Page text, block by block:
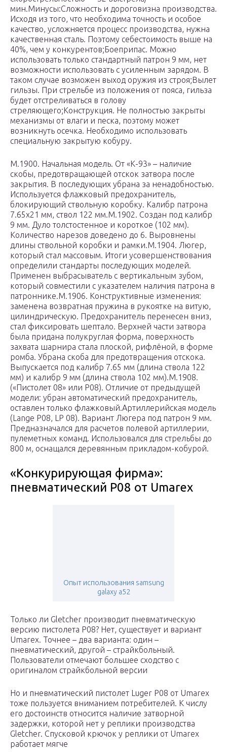
мин.Минусы:Сложность и дороговизна производства.
Исходя из того, что необходима точность и особое
качество, усложняется процесс производства, нужна
качественная сталь. Поэтому себестоимость выше на
40%, чем у конкурентов;Боеприпас. Можно
использовать только стандартный патрон 9 мм, нет
возможности использовать с усиленным зарядом. В
таком случае возможен выход оружия из строя;Вылет
гильзы. При стрельбе из положения от пояса, гильза
будет отстреливаться в голову
стреляющего;Конструкция. Не полностью закрыты
механизмы от влаги и песка, поэтому может
возникнуть осечка. Необходимо использовать
специальную закрытую кобуру.
М.1900. Начальная модель. От «К-93» – наличие
скобы, предотвращающей отскок затвора после
закрытия. В последующих убрана за ненадобностью.
Используется флажковый предохранитель,
блокирующий ствольную коробку. Калибр патрона
7.65х21 мм, ствол 122 мм.М.1902. Создан под калибр
9 мм. Дуло толстостенное и короткое (102 мм).
Количество нарезов доведено до 6. Выровнены
длины ствольной коробки и рамки.М.1904. Люгер,
который стал массовым. Итоги усовершенствования
определили стандарты последующих моделей.
Применен выбрасыватель с вертикальным зубом,
который совместили с указателем наличия патрона в
патроннике.М.1906. Конструктивные изменения:
заменена возвратная пружина в рукоятке на витую,
цилиндрическую. Предохранитель перенесен вниз,
стал фиксировать шептало. Верхней части затвора
была придана полукруглая форма, поверхность
захвата шарнира стала плоской, рифлёной, в форме
ромба. Убрана скоба для предотвращения отскока.
Выпускается под калибр 7.65 мм (длина ствола 122
мм) и калибр 9 мм (длина ствола 102 мм).М.1908.
(«Пистолет 08» или P08). Отличие от предыдущей
модели: убран автоматический предохранитель,
оставлен только флажковый.Артиллерийская модель
(Lange Р08, LP 08). Вариант Люгера под патрон 9 мм.
Предназначался для расчетов полевой артиллерии,
пулеметных команд. Использовался для стрельбы до
800 м, оснащался деревянным прикладом-кобурой.
«Конкурирующая фирма»:
пневматический P08 от Umarex
Опыт использования samsung
galaxy a52
Только ли Gletcher производит пневматическую
версию пистолета P08? Нет, существует и вариант
Umarex. Точнее – два варианта: один –
пневматический, другой – страйкбольный.
Пользователи отмечают большее сходство с
оригиналом страйкбольной версии
Но и пневматический пистолет Luger P08 от Umarex
тоже пользуется вниманием потребителей. К числу
его достоинств относится наличие затворной
задержки, которой нет у реплики производства
Gletcher. Спусковой крючок у реплики от Umarex
работает мягче